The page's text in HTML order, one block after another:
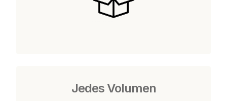
Jedes Volumen